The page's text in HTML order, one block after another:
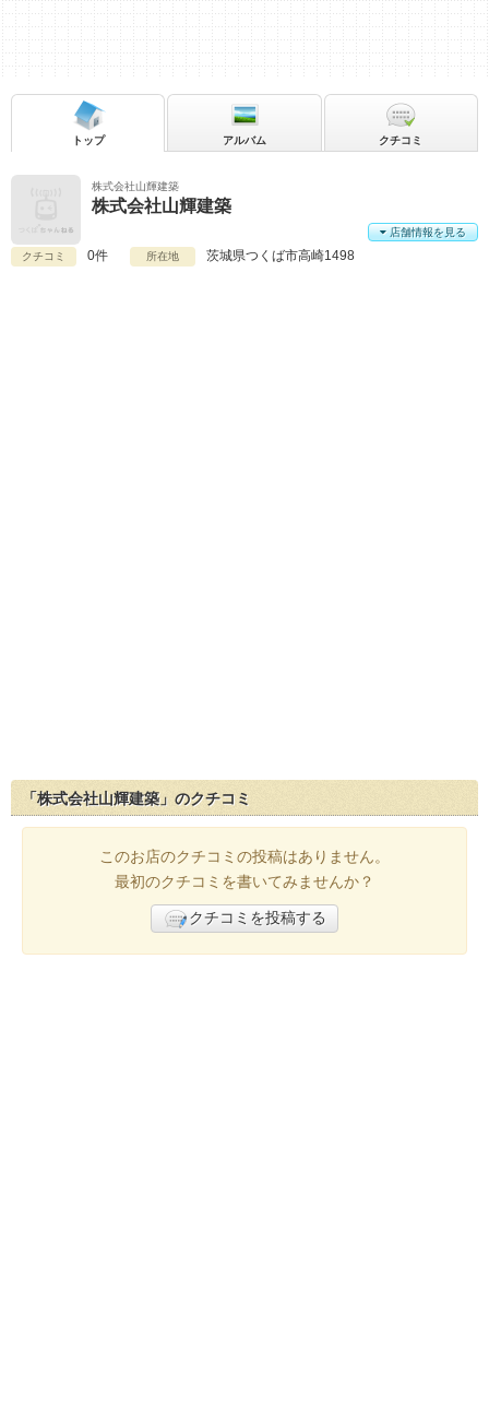
株式会社山輝建築
株式会社山輝建築
クチコミ 0件 所在地 茨城県つくば市高崎1498
店舗情報を見る
トップ アルバム クチコミ
「株式会社山輝建築」のクチコミ
このお店のクチコミの投稿はありません。
最初のクチコミを書いてみませんか？
クチコミを投稿する